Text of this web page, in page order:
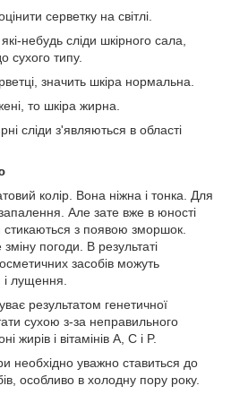
серветку на світлі.
небудь сліди шкірного сала,
сухого типу.
значить шкіра нормальна.
то шкіра жирна.
сліди з'являються в області
колір. Вона ніжна і тонка. Для
Але зате вже в юності
з появою зморшок.
погоди. В результаті
засобів можуть
лущення.
результатом генетичної
сухою з-за неправильного
жирів і вітамінів А, С і P.
необхідно уважно ставиться до
особливо в холодну пору року.